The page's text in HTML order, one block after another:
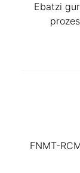
Ebatzi
FNMT-